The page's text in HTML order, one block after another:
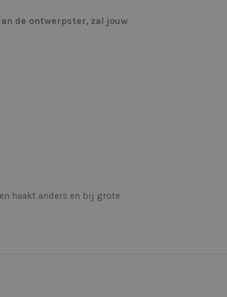
de ontwerpster, zal jouw
haakt anders en bij grote